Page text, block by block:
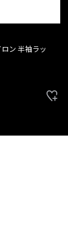
ン 半袖ラッ